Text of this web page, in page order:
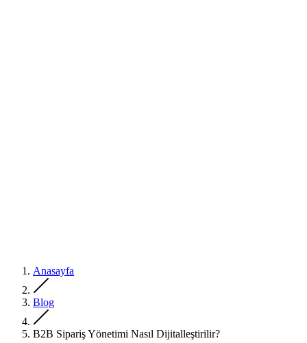
Anasayfa
Blog
B2B Sipariş Yönetimi Nasıl Dijitalleştirilir?